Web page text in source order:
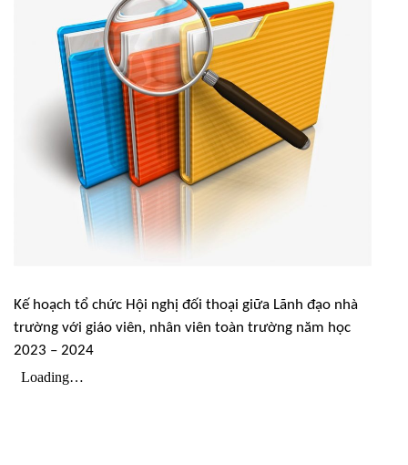
Kế hoạch tổ chức Hội nghị đối thoại giữa Lãnh đạo nhà
trường với giáo viên, nhân viên toàn trường năm học
2023 – 2024